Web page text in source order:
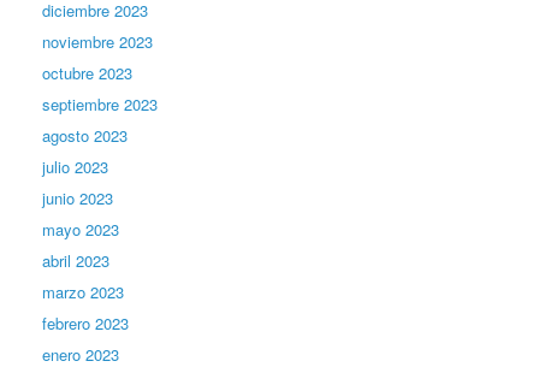
diciembre 2023
noviembre 2023
octubre 2023
septiembre 2023
agosto 2023
julio 2023
junio 2023
mayo 2023
abril 2023
marzo 2023
febrero 2023
enero 2023